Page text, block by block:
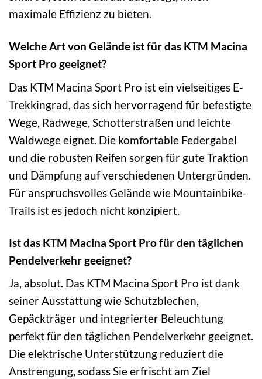
maximale Effizienz zu bieten.
Welche Art von Gelände ist für das KTM Macina
Sport Pro geeignet?
Das KTM Macina Sport Pro ist ein vielseitiges E-
Trekkingrad, das sich hervorragend für befestigte
Wege, Radwege, Schotterstraßen und leichte
Waldwege eignet. Die komfortable Federgabel
und die robusten Reifen sorgen für gute Traktion
und Dämpfung auf verschiedenen Untergründen.
Für anspruchsvolles Gelände wie Mountainbike-
Trails ist es jedoch nicht konzipiert.
Ist das KTM Macina Sport Pro für den täglichen
Pendelverkehr geeignet?
Ja, absolut. Das KTM Macina Sport Pro ist dank
seiner Ausstattung wie Schutzblechen,
Gepäckträger und integrierter Beleuchtung
perfekt für den täglichen Pendelverkehr geeignet.
Die elektrische Unterstützung reduziert die
Anstrengung, sodass Sie erfrischt am Ziel